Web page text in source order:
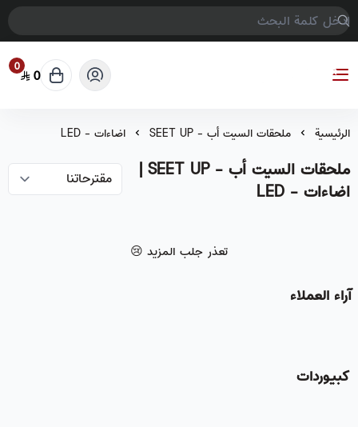
COMPTER GAMES
0 0
الرئيسية ملحقات السيت أب - SEET UP اضاءات - LED
ملحقات السيت أب - SEET UP |
اضاءات - LED
تعذر جلب المزيد 😢
آراء العملاء
كبيوردات